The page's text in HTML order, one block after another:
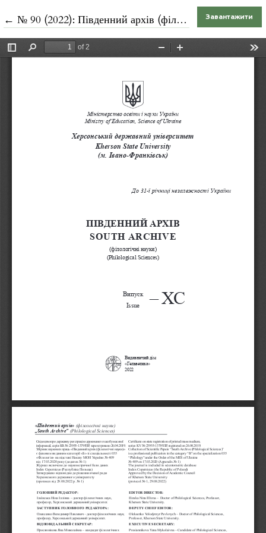
← Повернутися до подробиць статті
№ 90 (2022): Південний архів (філологічні науки) Завантажити